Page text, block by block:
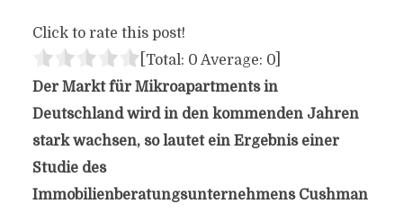
Click to rate this post!
[Total: 0 Average: 0]
Der Markt für Mikroapartments in
Deutschland wird in den kommenden Jahren
stark wachsen, so lautet ein Ergebnis einer
Studie des
Immobilienberatungsunternehmens Cushman